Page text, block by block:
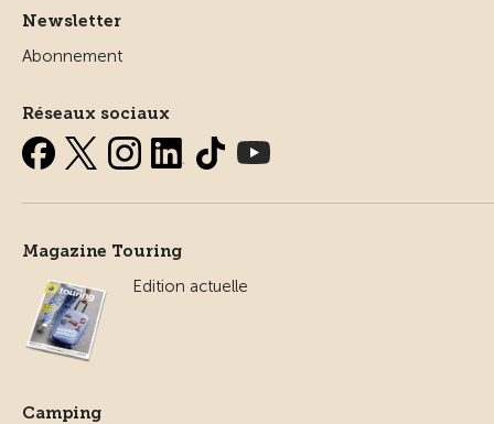
Newsletter
Abonnement
Réseaux sociaux
Magazine Touring
Edition actuelle
Camping